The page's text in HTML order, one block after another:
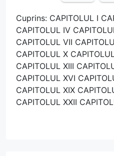
Cuprins: CAPITOLUL I
CAPITOLUL IV
CAPITOLUL VII
CAPITOLUL X
CAPITOLUL XIII
CAPITOLUL XVI
CAPITOLUL XIX
CAPITOLUL XXII